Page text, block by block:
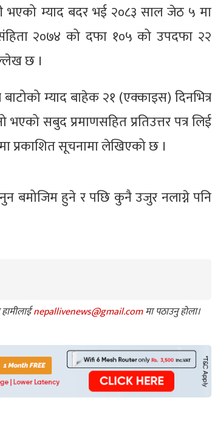
भएको म्याद बदर भई २०८३ साल जेठ ५ मा
२०७४ को दफा १०५ को उपदफा २२
छ ।
म्याद बाहेक २१ (एक्काइस) दिनभित्र
सबुद प्रमाणसहित प्रतिउत्तर पत्र लिई
प्रकाशित सूचनामा लेखिएको छ ।
बमोजिम हुने र पछि कुनै उजुर नलाग्ने पनि
nepallivenews@gmail.comमा पठाउनु होला।